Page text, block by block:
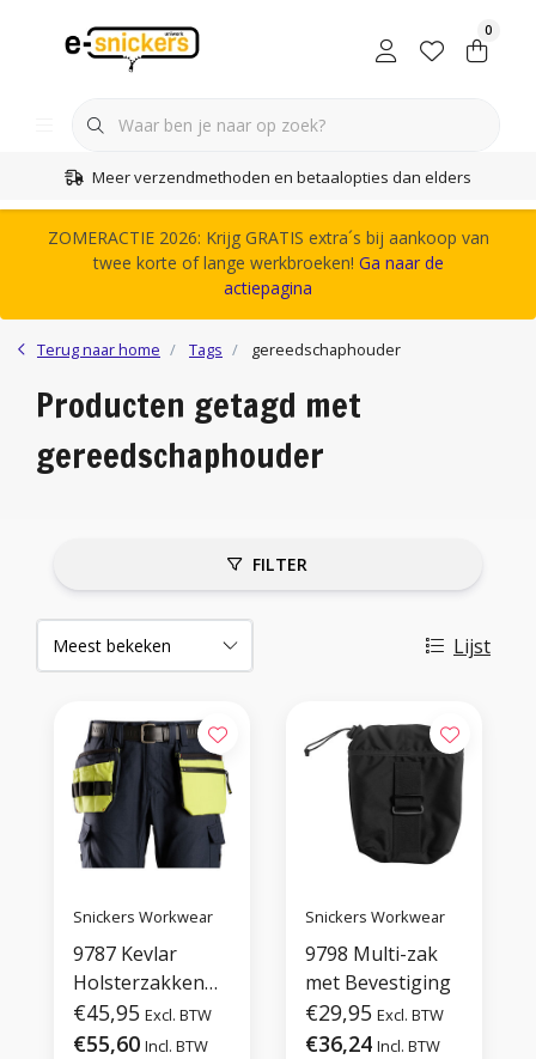
0
Meer verzendmethoden en betaalopties dan elders
ZOMERACTIE 2026: Krijg GRATIS extra´s bij aankoop van
twee korte of lange werkbroeken! Ga naar de
actiepagina
Terug naar home Tags gereedschaphouder
Producten getagd met
gereedschaphouder
FILTER
Lijst
Snickers Workwear
9787 Kevlar
Holsterzakken
voor aan Riem
€45,95 Excl. BTW
€55,60 Incl. BTW
Snickers Workwear
9798 Multi-zak
met Bevestiging
€29,95 Excl. BTW
€36,24 Incl. BTW